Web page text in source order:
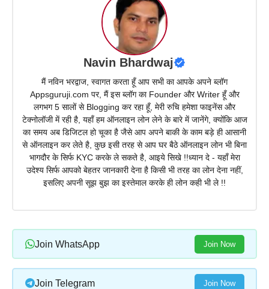
Navin Bhardwaj
मैं नविन भरद्वाज, स्वागत करता हूँ आप सभी का आपके अपने ब्लॉग
Appsguruji.com पर, मैं इस ब्लॉग का Founder और Writer हूँ और
लगभग 5 सालों से Blogging कर रहा हूँ, मेरी रुचि हमेशा फाइनेंस और
टेक्नोलॉजी में रही है, यहाँ हम ऑनलाइन लोन लेने के बारे में जानेंगे, क्योंकि आज
का समय अब डिजिटल हो चूका है जैसे आप अपने बाकी के काम बड़े ही आसानी
से ऑनलाइन कर लेते है, कुछ इसी तरह से आप घर बैठे ऑनलाइन लोन भी बिना
भागदौर के सिर्फ KYC करके ले सकते है, आइये सिखे !!ध्यान दे - यहाँ मेरा
उदेश्य सिर्फ आपको बेहतर जानकारी देना है किसी भी तरह का लोन देना नहीं,
इसलिए अपनी सूझ बुझ का इस्तेमाल करके ही लोन कही भी ले !!
Join WhatsApp Join Now
Join Telegram Join Now